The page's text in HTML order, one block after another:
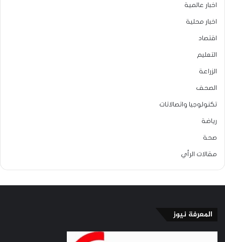
اخبار عالمية
اخبار محلية
اقتصاد
التعليم
الزراعة
الصحف
تكنولوجيا واتصالاتات
رياضة
صحة
مقالات الرأي
المعرفة نيوز